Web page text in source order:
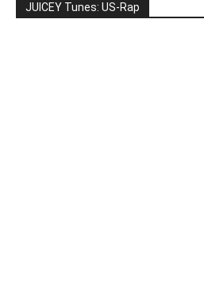
JUICEY Tunes: US-Rap